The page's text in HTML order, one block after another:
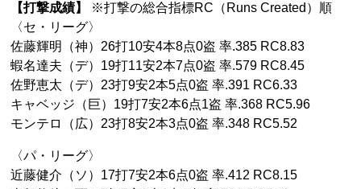
【打撃成績】
※打撃の総合指標RC（Runs Created）順
〈セ・リーグ〉
佐藤輝明（神）26打10安4本8点0盗 率.385 RC8.83
蝦名達夫（デ）19打11安2本7点0盗 率.579 RC8.45
佐野恵太（デ）23打9安2本5点0盗 率.391 RC6.33
キャベッジ（巨）19打7安2本6点1盗 率.368 RC5.96
モンテロ（広）23打8安2本3点0盗 率.348 RC5.52
〈パ・リーグ〉
近藤健介（ソ）17打7安2本6点0盗 率.412 RC8.15